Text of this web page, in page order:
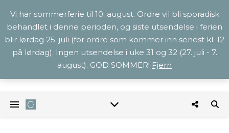
Vi har sommerferie til 10. august. Ordre vil bli sporadisk
behandlet i denne perioden, og siste utsendelse i ferien
blir lørdag 25. juli (for ordre som kommer inn senest kl. 12
på lørdag). Ingen utsendelse i uke 31 og 32 (27. juli - 7.
august). GOD SOMMER! Fjern